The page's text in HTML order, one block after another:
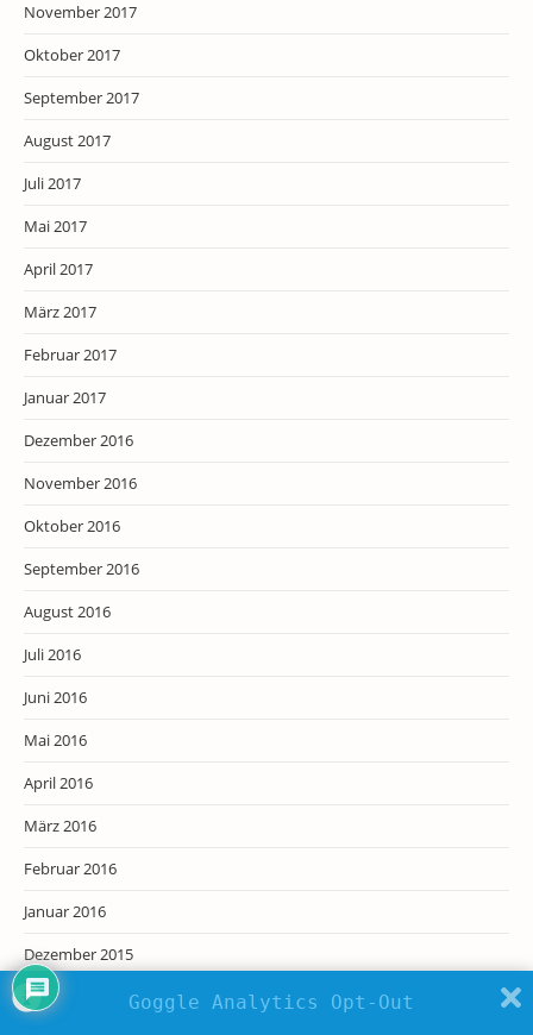
November 2017
Oktober 2017
September 2017
August 2017
Juli 2017
Mai 2017
April 2017
März 2017
Februar 2017
Januar 2017
Dezember 2016
November 2016
Oktober 2016
September 2016
August 2016
Juli 2016
Juni 2016
Mai 2016
April 2016
März 2016
Februar 2016
Januar 2016
Dezember 2015
November 2015Goggle Analytics Opt-Out